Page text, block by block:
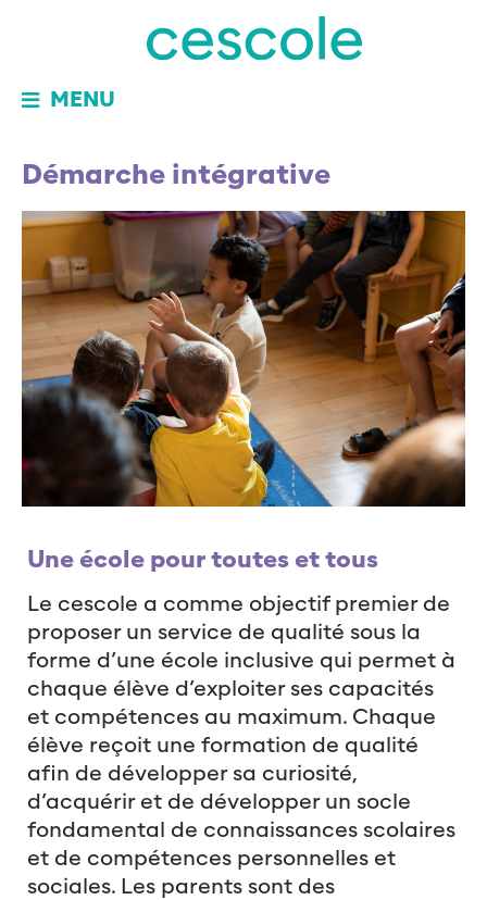
MENU
Démarche intégrative
Une école pour toutes et tous
Le cescole a comme objectif premier de
proposer un service de qualité sous la
forme d’une école inclusive qui permet à
chaque élève d’exploiter ses capacités
et compétences au maximum. Chaque
élève reçoit une formation de qualité
afin de développer sa curiosité,
d’acquérir et de développer un socle
fondamental de connaissances scolaires
et de compétences personnelles et
sociales. Les parents sont des